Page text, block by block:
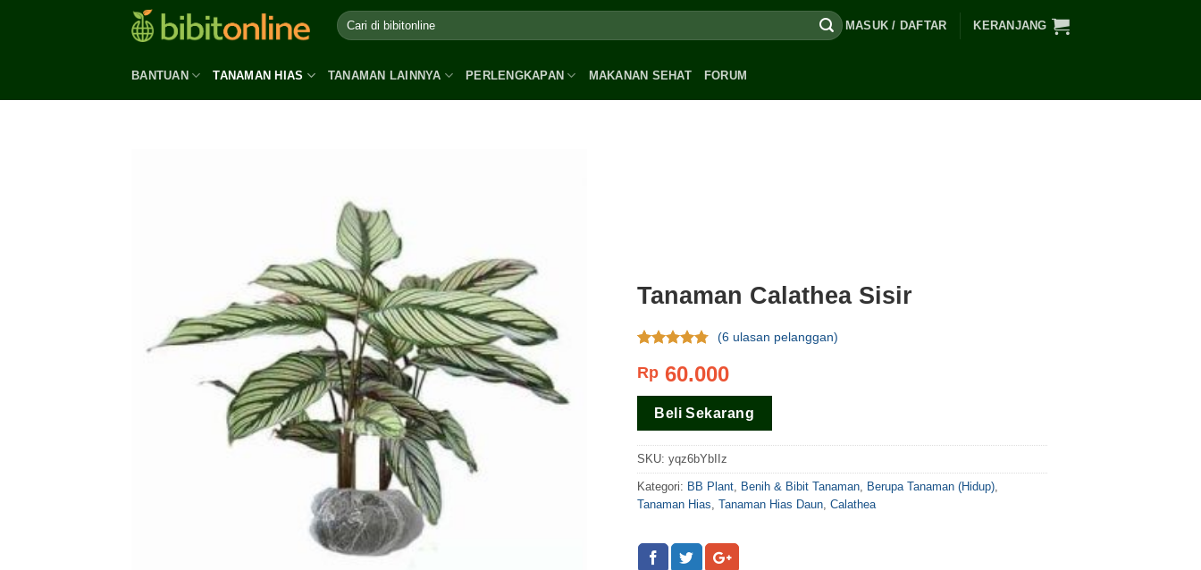
MASUK / DAFTAR KERANJANG
BANTUAN TANAMAN HIAS TANAMAN LAINNYA PERLENGKAPAN MAKANAN SEHAT FORUM
Tanaman Calathea Sisir
4.50 dari 5
pelanggan
(6ulasan pelanggan)
Rp60.000
Beli Sekarang
SKU: yqz6bYbIIz
Kategori: BB Plant, Benih & Bibit Tanaman, Berupa Tanaman (Hidup),
Tanaman Hias Tanaman Hias Daun, Calathea